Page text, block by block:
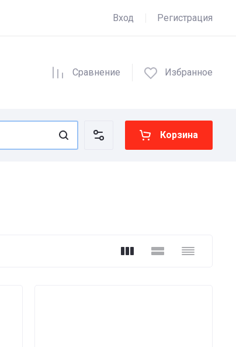
Вход Регистрация
Сравнение Избранное
Корзина